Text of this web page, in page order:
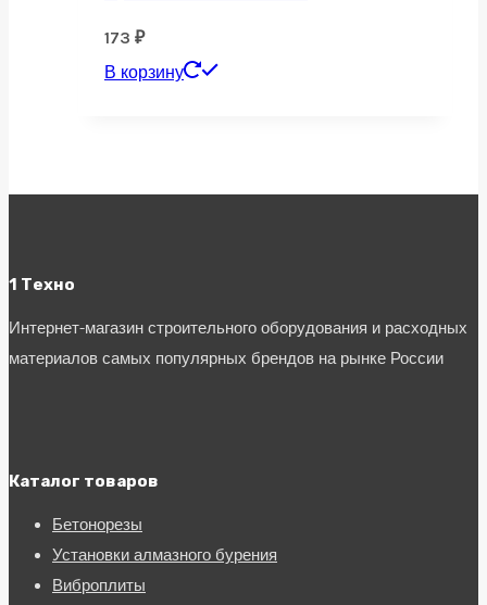
173 ₽
В корзину
1 Техно
Интернет-магазин строительного оборудования и расходных
материалов самых популярных брендов на рынке России
Каталог товаров
Бетонорезы
Установки алмазного бурения
Виброплиты